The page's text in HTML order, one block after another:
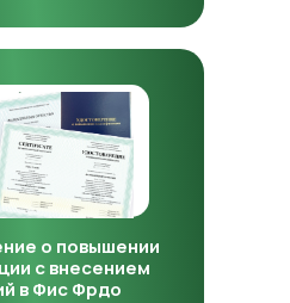
о повышении
с внесением
в Фис Фрдо